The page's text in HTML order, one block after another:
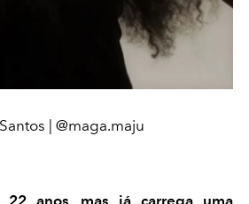
| @maga.maju
22 anos, mas já carrega uma